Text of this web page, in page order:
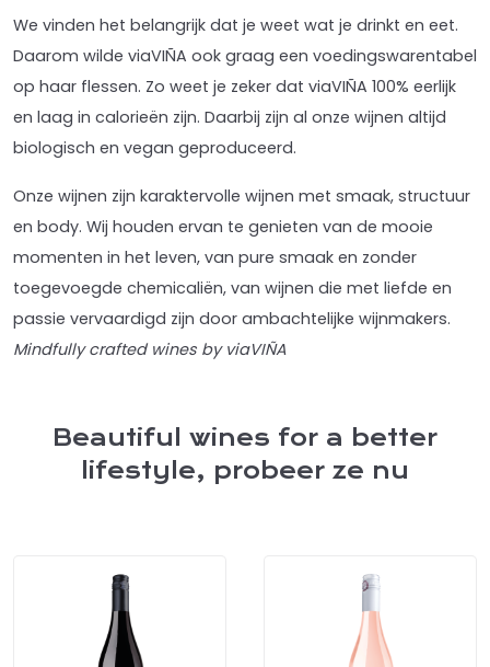
We vinden het belangrijk dat je weet wat je drinkt en eet.
Daarom wilde viaVIÑA ook graag een voedingswarentabel
op haar flessen. Zo weet je zeker dat viaVIÑA 100% eerlijk
en laag in calorieën zijn. Daarbij zijn al onze wijnen altijd
biologisch en vegan geproduceerd.
Onze wijnen zijn karaktervolle wijnen met smaak, structuur
en body. Wij houden ervan te genieten van de mooie
momenten in het leven, van pure smaak en zonder
toegevoegde chemicaliën, van wijnen die met liefde en
passie vervaardigd zijn door ambachtelijke wijnmakers.
Mindfully crafted wines by viaVIÑA
Beautiful wines for a better
lifestyle, probeer ze nu